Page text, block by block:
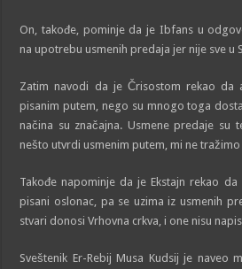
On, takođe, pominje da je Ibfans u
na upotrebu usmenih predaja jer nije sve u
Zatim navodi da je Črisostom rekao da
pisanim putem, nego su mnogo toga
načina su značajna. Usmene predaje su
nešto utvrdi usmenim putem, mi ne
Takođe napominje da je Ekstajn rekao
pisani oslonac, pa se uzima iz usmenih
stvari donosi Vrhovna crkva, i one nisu
Sveštenik Er-Rebij Musa Kudsij je naveo